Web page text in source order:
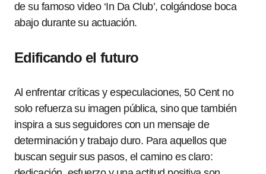
de su famoso video ‘In Da Club’, colgándose boca
abajo durante su actuación.
Edificando el futuro
Al enfrentar críticas y especulaciones, 50 Cent no
solo refuerza su imagen pública, sino que también
inspira a sus seguidores con un mensaje de
determinación y trabajo duro. Para aquellos que
buscan seguir sus pasos, el camino es claro: